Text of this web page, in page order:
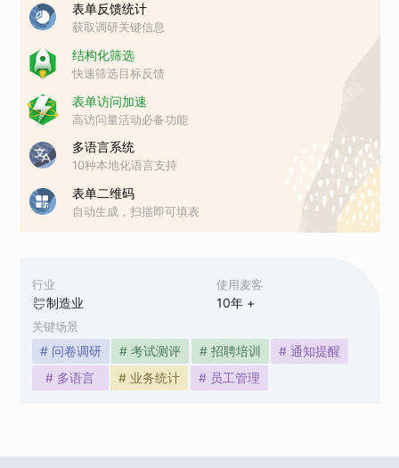
行业
制造业
使用麦客
10年 +
关键场景
# 问卷调研 # 考试测评 # 招聘培训
# 通知提醒
# 多语言
# 业务统计 # 员工管理
表单反馈统计
获取调研关键信息
结构化筛选
快速筛选目标反馈
表单访问加速
高访问量活动必备功能
多语言系统
10种本地化语言支持
表单二维码
自动生成，扫描即可填表